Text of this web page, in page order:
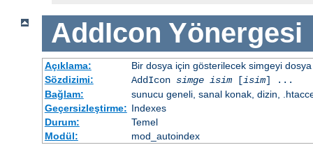
AddIcon Yönergesi
Açıklama:
Bir dosya için gösterilecek simgeyi
Sözdizimi:
AddIcon simge isim[isim] ...
Bağlam:
sunucu geneli, sanal konak, dizin,
Geçersizleştirme: Indexes
Durum:
Temel
Modül:
mod_autoindex